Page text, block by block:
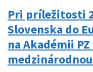
Pri príležitosti
Slovenska do
na Akadémii